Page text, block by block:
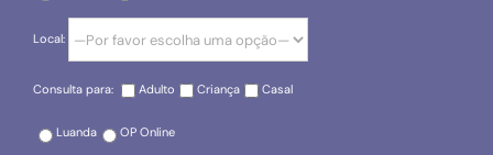
Local:
Consulta para: Adulto Criança Casal
Luanda OP Online